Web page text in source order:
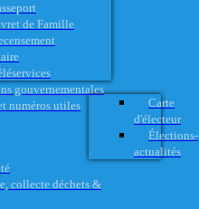
de Famille
gouvernementales
numéros utiles
Carte
d'électeur
Élections-
actualités
collecte déchets &